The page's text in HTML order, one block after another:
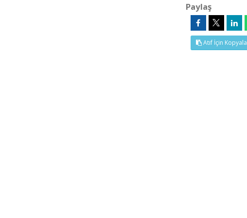
Paylaş
Atıf İçin Kopyala